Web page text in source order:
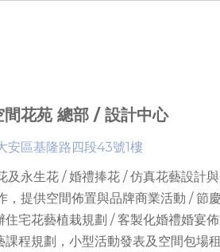
間花苑 總部 / 設計中心
安區基隆路四段43號1樓
及永生花 / 婚禮捧花 / 仿真花藝設計
，提供空間佈置與品牌商業活動 / 節
住宅花藝植栽規劃 / 客製化婚禮婚宴
課程規劃 ， 小型活動發表及空間包場